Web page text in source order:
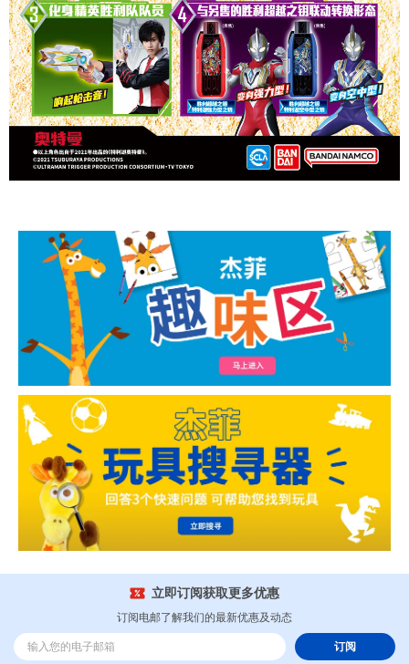
立即订阅获取更多优惠
订阅电邮了解我们的最新优惠及动态
订阅